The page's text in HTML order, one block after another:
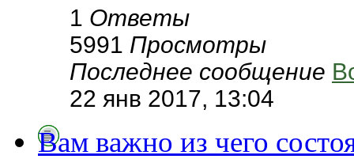
1 Ответы
5991 Просмотры
Последнее сообщение
22 янв 2017, 13:04
Вам важно из чего